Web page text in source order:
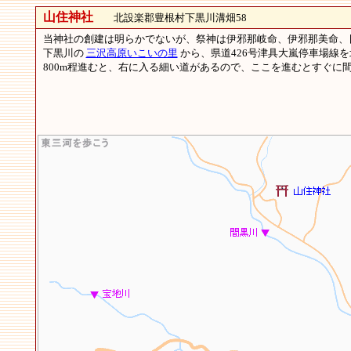
山住神社北設楽郡豊根村下黒川溝畑58
当神社の創建は明らかでないが、祭神は伊邪那岐命、伊邪那美命
下黒川の 三沢高原いこいの里 から、県道426号津具大嵐停車場線
800m程進むと、右に入る細い道があるので、ここを進むとすぐに